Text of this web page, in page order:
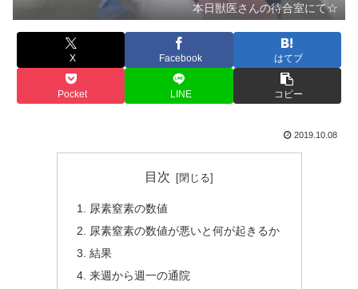
本日獣医さんの待合室にて☆
X Facebook はてブ
Pocket LINE コピー
2019.10.08
目次
尿素窒素の数値
尿素窒素の数値が悪いと何が起きるか
結果
来週から週一の通院